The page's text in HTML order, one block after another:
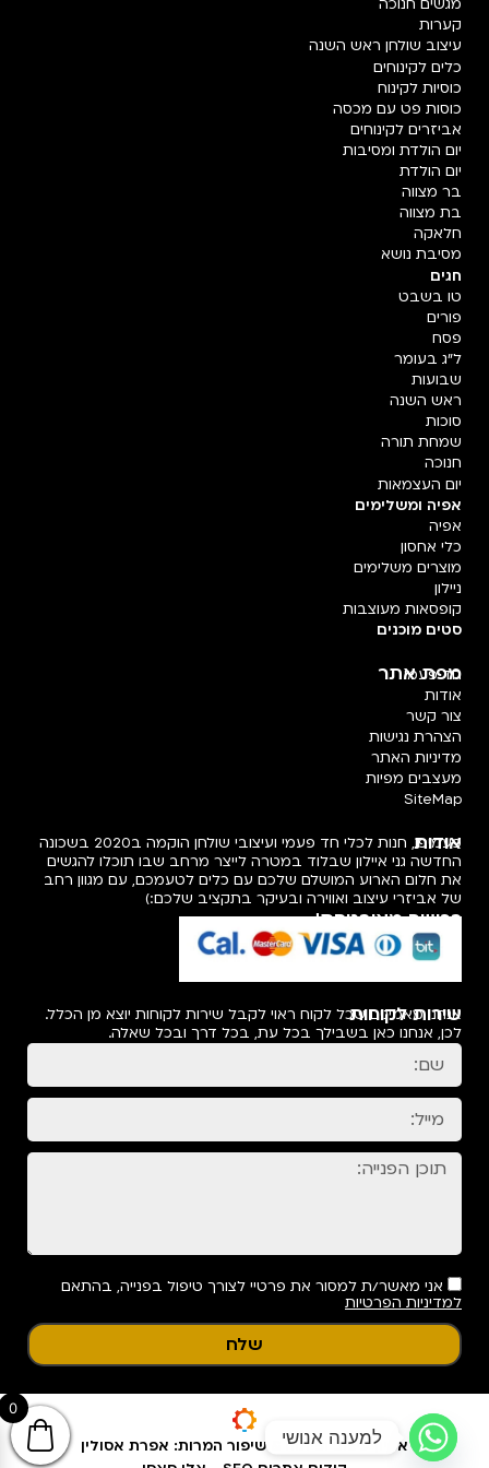
מגשים חנוכה
קערות
עיצוב שולחן ראש השנה
כלים לקינוחים
כוסיות לקינוח
כוסות פט עם מכסה
אביזרים לקינוחים
יום הולדת ומסיבות
יום הולדת
בר מצווה
בת מצווה
חלאקה
מסיבת נושא
חגים
טו בשבט
פורים
פסח
ל"ג בעומר
שבועות
ראש השנה
סוכות
שמחת תורה
חנוכה
יום העצמאות
אפיה ומשלימים
אפיה
כלי אחסון
מוצרים משלימים
ניילון
קופסאות מעוצבות
סטים מוכנים
מפת אתר
חד פעמי
אודות
צור קשר
הצהרת נגישות
מדיניות האתר
מעצבים מפיות
SiteMap
אודות
פעמיפו, חנות לכלי חד פעמי ועיצובי שולחן הוקמה ב2020 בשכונה
החדשה גני איילון שבלוד במטרה לייצר מרחב שבו תוכלו להגשים
את חלום הארוע המושלם שלכם עם כלים לטעמכם, עם מגוון רחב
של אביזרי עיצוב ואווירה ובעיקר בתקציב שלכם:)
רכישה מאובטחת!
שירות לקוחות
אנחנו מאמינים שכל לקוח ראוי לקבל שירות לקוחות יוצא מן הכלל.
לכן, אנחנו כאן בשבילך בכל עת, בכל דרך ובכל שאלה.
אני מאשר/ת למסור את פרטיי לצורך טיפול בפנייה, בהתאם
למדיניות הפרטיות
שלח
אפיון עיצוב ופיתוח & שיפור המרות: אפרת אסולין
0
למענה אנושי